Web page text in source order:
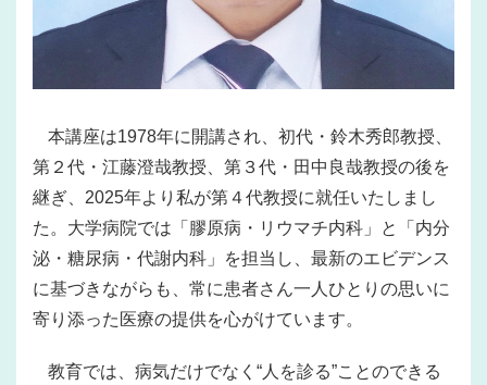
本講座は1978年に開講され、初代・鈴木秀郎教授、
第２代・江藤澄哉教授、第３代・田中良哉教授の後を
継ぎ、2025年より私が第４代教授に就任いたしまし
た。大学病院では「膠原病・リウマチ内科」と「内分
泌・糖尿病・代謝内科」を担当し、最新のエビデンス
に基づきながらも、常に患者さん一人ひとりの思いに
寄り添った医療の提供を心がけています。
教育では、病気だけでなく“人を診る”ことのできる